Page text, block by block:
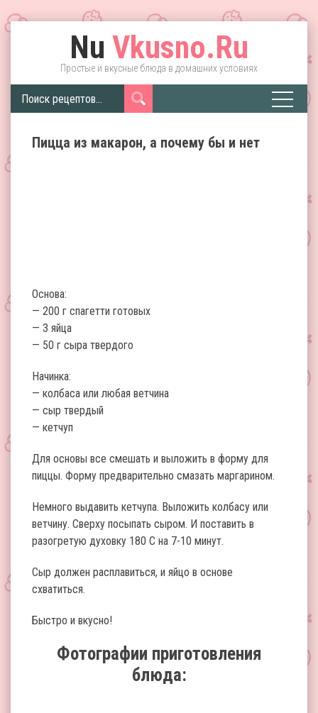
Nu Vkusno.Ru
Простые и вкусные блюда в домашних условиях
Пицца из макарон, а почему бы и нет
Основа:
— 200 г спагетти готовых
— 3 яйца
— 50 г сыра твердого
Начинка:
— колбаса или любая ветчина
— сыр твердый
— кетчуп
Для основы все смешать и выложить в форму для
пиццы. Форму предварительно смазать маргарином.
Немного выдавить кетчупа. Выложить колбасу или
ветчину. Сверху посыпать сыром. И поставить в
разогретую духовку 180 С на 7-10 минут.
Сыр должен расплавиться, и яйцо в основе
схватиться.
Быстро и вкусно!
Фотографии приготовления
блюда: